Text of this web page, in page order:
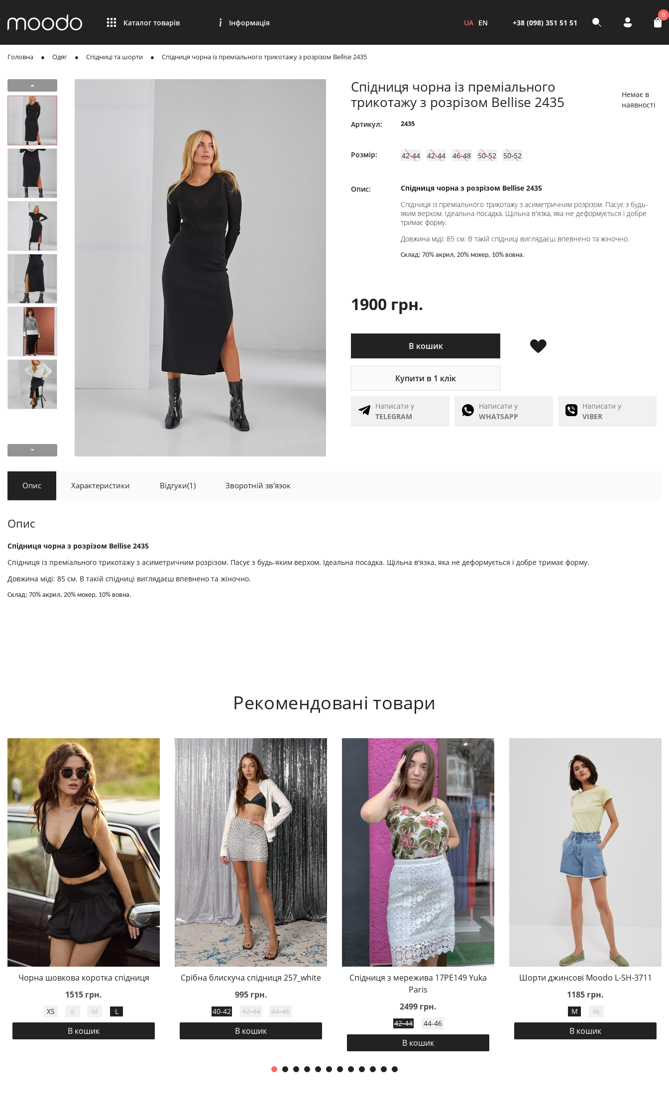
Каталог товарів Інформація UA EN +38 (098) 351 51 51
0
Головна Одяг Спідниці та шорти Спідниця чорна із преміального трикотажу з розрізом Bellise 2435
Спідниця чорна із преміального
трикотажу з розрізом Bellise 2435
Немає в
наявності
Артикул: 2435
Розмір: 42-44 42-44 46-48 50-52 50-52
Опис:
Спідниця чорна з розрізом Bellise 2435
Спідниця із преміального трикотажу з асиметричним розрізом. Пасує з будь-
яким верхом. Ідеальна посадка. Щільна в'язка, яка не деформується і добре
тримає форму.
Довжина міді: 85 см. В такій спідниці виглядаєш впевнено та жіночно.
Склад: 70% акрил, 20% мохер, 10% вовна.
1900 грн.
В кошик
Купити в 1 клік
Написати у
TELEGRAM
Написати у
WHATSAPP
Написати у
VIBER
Опис Характеристики Відгуки(1) Зворотній зв'язок
Опис
Спідниця чорна з розрізом Bellise 2435
Спідниця із преміального трикотажу з асиметричним розрізом. Пасує з будь-яким верхом. Ідеальна посадка. Щільна в'язка, яка не деформується і добре тримає форму.
Довжина міді: 85 см. В такій спідниці виглядаєш впевнено та жіночно.
Склад: 70% акрил, 20% мохер, 10% вовна.
Рекомендовані товари
Чорна шовкова коротка спідниця
1515 грн.
XS S M L
В кошик
Срібна блискуча спідниця 257_white
995 грн.
40-42 42-44 44-46
В кошик
Спідниця з мережива 17PE149 Yuka
Paris
2499 грн.
42-44 44-46
В кошик
Шорти джинсові Moodo L-SH-3711
1185 грн.
M XL
В кошик